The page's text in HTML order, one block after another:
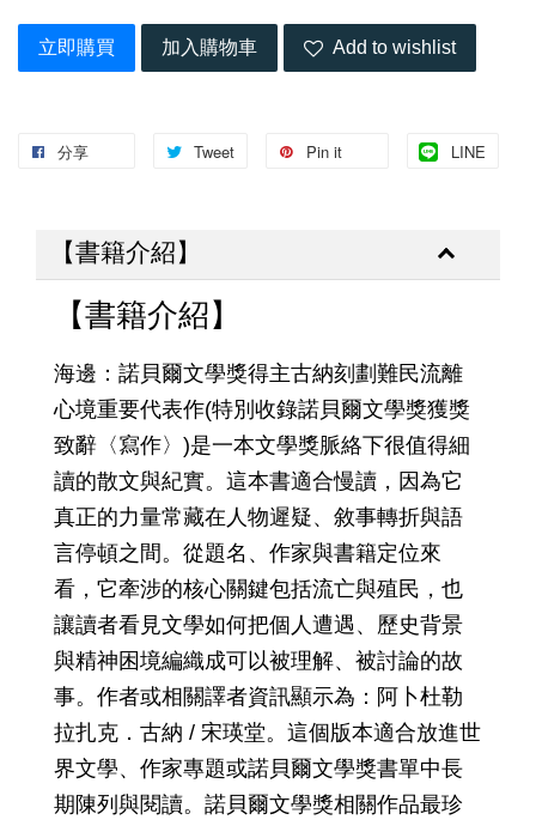
立即購買 加入購物車 Add to wishlist
分享 Tweet Pin it LINE
【書籍介紹】
【書籍介紹】
海邊：諾貝爾文學獎得主古納刻劃難民流離
心境重要代表作(特別收錄諾貝爾文學獎獲獎
致辭〈寫作〉)是一本文學獎脈絡下很值得細
讀的散文與紀實。這本書適合慢讀，因為它
真正的力量常藏在人物遲疑、敘事轉折與語
言停頓之間。從題名、作家與書籍定位來
看，它牽涉的核心關鍵包括流亡與殖民，也
讓讀者看見文學如何把個人遭遇、歷史背景
與精神困境編織成可以被理解、被討論的故
事。作者或相關譯者資訊顯示為：阿卜杜勒
拉扎克．古納 / 宋瑛堂。這個版本適合放進世
界文學、作家專題或諾貝爾文學獎書單中長
期陳列與閱讀。諾貝爾文學獎相關作品最珍